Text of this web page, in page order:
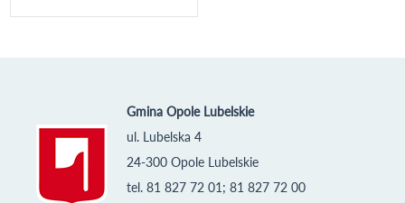
Gmina Opole Lubelskie
ul. Lubelska 4
24-300 Opole Lubelskie
tel. 81 827 72 01; 81 827 72 00